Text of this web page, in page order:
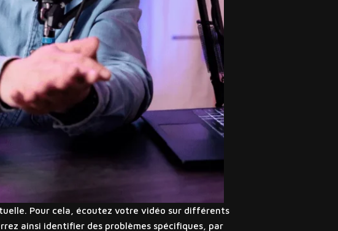
Pour cela, écoutez votre vidéo sur différents
ainsi identifier des problèmes spécifiques, par